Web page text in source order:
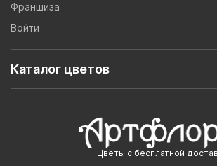
Цветы с бесплатной
Франшиза
Войти
Каталог цветов